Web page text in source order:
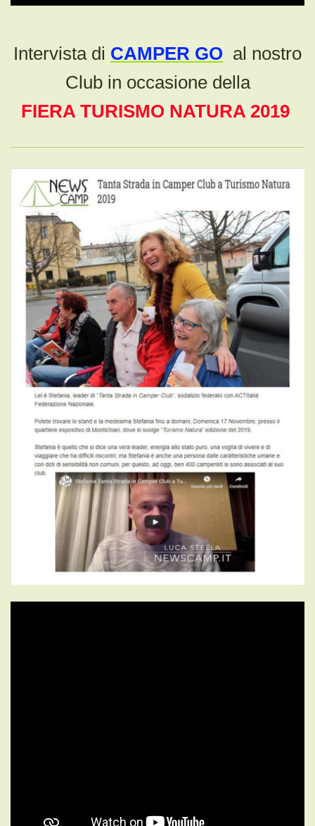
Intervista di CAMPER GO al nostro
Club in occasione della
FIERA TURISMO NATURA 2019